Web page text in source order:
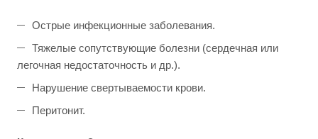
Острые инфекционные заболевания.
Тяжелые сопутствующие болезни (сердечная или
легочная недостаточность и др.).
Нарушение свертываемости крови.
Перитонит.